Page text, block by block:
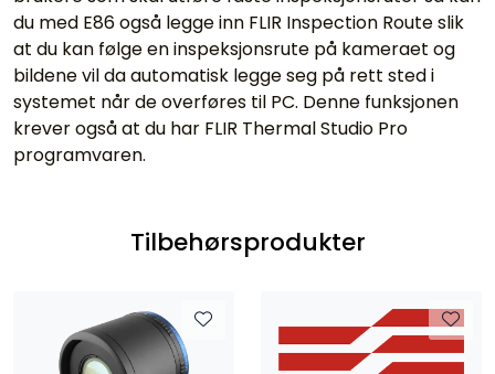
du med E86 også legge inn FLIR Inspection Route slik
at du kan følge en inspeksjonsrute på kameraet og
bildene vil da automatisk legge seg på rett sted i
systemet når de overføres til PC. Denne funksjonen
krever også at du har FLIR Thermal Studio Pro
programvaren.
Tilbehørsprodukter